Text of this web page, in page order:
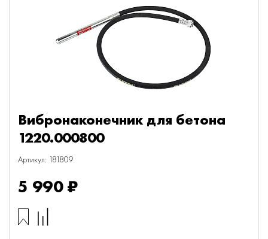
Вибронаконечник для бетона
1220.000800
Артикул: 181809
5 990 ₽